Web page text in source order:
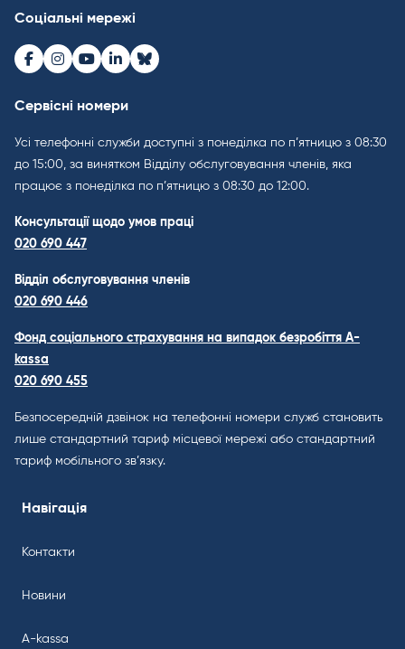
Соціальні мережі
Facebook
Instagram
Youtube
LinkedInBluesky
Сервісні номери
Усі телефонні служби доступні з понеділка по п’ятницю з 08:30
до 15:00, за винятком Відділу обслуговування членів, яка
працює з понеділка по п’ятницю з 08:30 до 12:00.
Консультації щодо умов праці
020 690 447
Відділ обслуговування членів
020 690 446
Фонд соціального страхування на випадок безробіття A-
kassa
020 690 455
Безпосередній дзвінок на телефонні номери служб становить
лише стандартний тариф місцевої мережі або стандартний
тариф мобільного зв’язку.
Навігація
Контакти
Новини
A-kassa